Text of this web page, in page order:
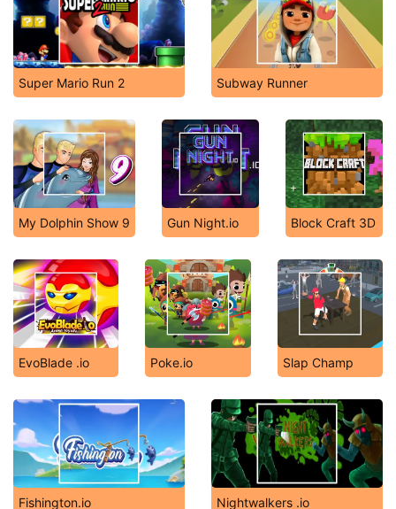
Super Mario Run 2 Subway Runner
My Dolphin Show 9 Gun Night.io Block Craft 3D
EvoBlade .io Poke.io Slap Champ
Fishington.io Nightwalkers .io